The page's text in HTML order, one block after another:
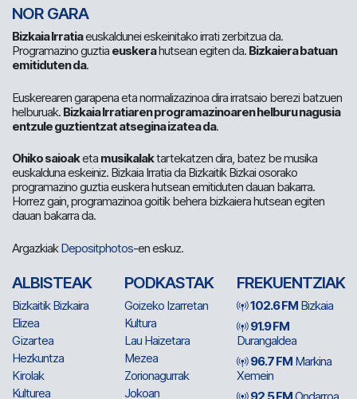
NOR GARA
Bizkaia Irratiaeuskaldunei eskeinitako irrati zerbitzua da.
Programazino guztia euskerahutsean egiten da. Bizkaiera batuan
emitiduten da.
Euskerearen garapena eta normalizazinoa dira irratsaio berezi batzuen
helburuak. Bizkaia Irratiaren programazinoaren helburu nagusia
entzule guztientzat atsegina izatea da.
Ohiko saioaketa musikalaktartekatzen dira, batez be musika
euskalduna eskeiniz. Bizkaia Irratia da Bizkaitik Bizkai osorako
programazino guztia euskera hutsean emitiduten dauan bakarra.
Horrez gain, programazinoa goitik behera bizkaiera hutsean egiten
dauan bakarra da.
ArgazkiakDepositphotos-en eskuz.
ALBISTEAK
Bizkaitik Bizkaira
Elizea
Gizartea
Hezkuntza
Kirolak
Kulturea
PODKASTAK
Goizeko Izarretan
Kultura
Lau Haizetara
Mezea
Zorionagurrak
Jokoan
FREKUENTZIAK
102.6 FM Bizkaia
91.9 FM
Durangaldea
96.7 FM Markina
Xemein